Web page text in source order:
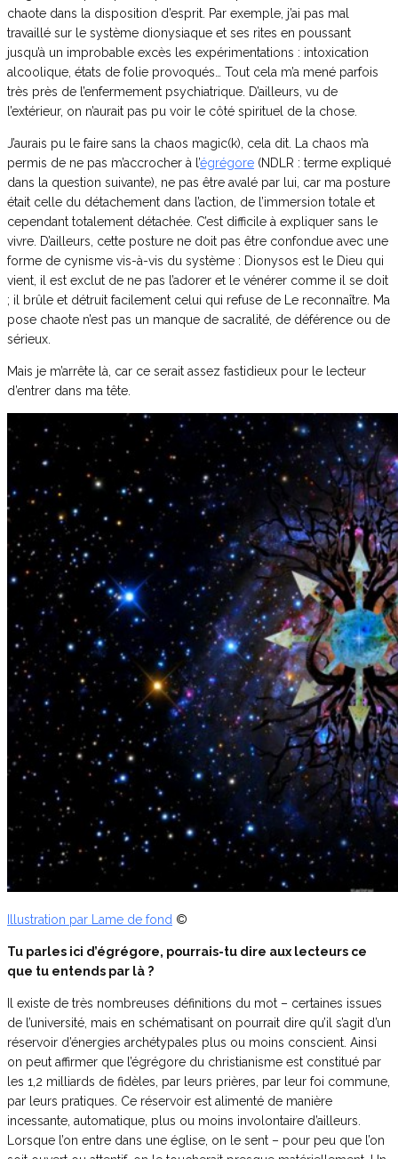
chaote dans la disposition d’esprit. Par exemple, j’ai pas mal
travaillé sur le système dionysiaque et ses rites en poussant
jusqu’à un improbable excès les expérimentations : intoxication
alcoolique, états de folie provoqués… Tout cela m’a mené parfois
très près de l’enfermement psychiatrique. D’ailleurs, vu de
l’extérieur, on n’aurait pas pu voir le côté spirituel de la chose.
J’aurais pu le faire sans la chaos magic(k), cela dit. La chaos m’a
permis de ne pas m’accrocher à l’égrégore (NDLR : terme expliqué
dans la question suivante), ne pas être avalé par lui, car ma posture
était celle du détachement dans l’action, de l’immersion totale et
cependant totalement détachée. C’est difficile à expliquer sans le
vivre. D’ailleurs, cette posture ne doit pas être confondue avec une
forme de cynisme vis-à-vis du système : Dionysos est le Dieu qui
vient, il est exclut de ne pas l’adorer et le vénérer comme il se doit
; il brûle et détruit facilement celui qui refuse de Le reconnaître. Ma
pose chaote n’est pas un manque de sacralité, de déférence ou de
sérieux.
Mais je m’arrête là, car ce serait assez fastidieux pour le lecteur
d’entrer dans ma tête.
Illustration par Lame de fond ©
Tu parles ici d’égrégore, pourrais-tu dire aux lecteurs ce
que tu entends par là ?
Il existe de très nombreuses définitions du mot – certaines issues
de l’université, mais en schématisant on pourrait dire qu’il s’agit d’un
réservoir d’énergies archétypales plus ou moins conscient. Ainsi
on peut affirmer que l’égrégore du christianisme est constitué par
les 1,2 milliards de fidèles, par leurs prières, par leur foi commune,
par leurs pratiques. Ce réservoir est alimenté de manière
incessante, automatique, plus ou moins involontaire d’ailleurs.
Lorsque l’on entre dans une église, on le sent – pour peu que l’on